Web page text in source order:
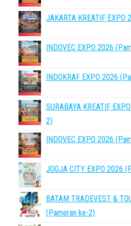
JAKARTA KREATIF
INDOVEC EXPO 2026
INDOKRAF EXPO 2026
SURABAYA KREATIF
2)
INDOVEC EXPO 2026
JOGJA CITY EXPO 2026
BATAM TRADEVEST &
(Pameran ke-2)